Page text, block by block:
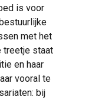
is voor
met het
treetje staat
en haar
vooral te
bij